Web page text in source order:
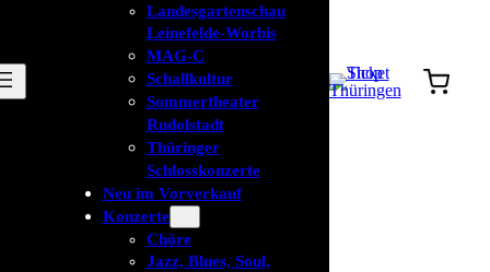
Landesgartenschau
Leinefelde-Worbis
MAG-C
Schallkultur
Sommertheater
Rudolstadt
Thüringer
Schlosskonzerte
Neu im Vorverkauf
Konzerte
Chöre
Jazz, Blues, Soul,